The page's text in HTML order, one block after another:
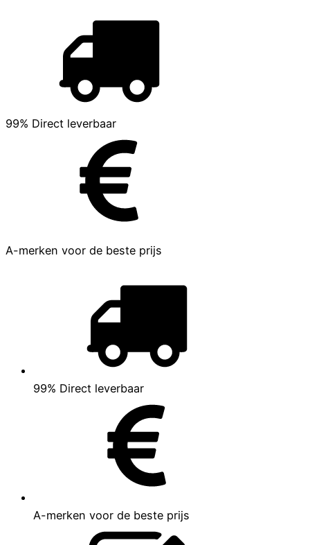
99% Direct leverbaar
A-merken voor de beste prijs
99% Direct leverbaar
A-merken voor de beste prijs